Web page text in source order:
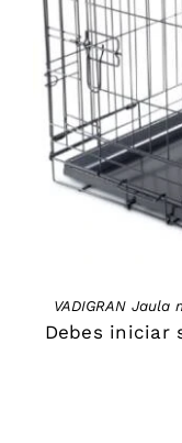
VADIGRAN Jaula
Debes iniciar